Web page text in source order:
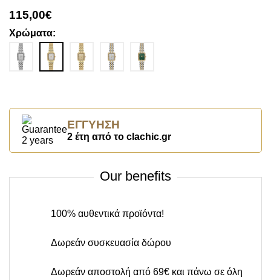
115,00€
Χρώματα:
ΕΓΓΎΗΣΗ
2 έτη από το clachic.gr
Our benefits
100% αυθεντικά προϊόντα!
Δωρεάν συσκευασία δώρου
Δωρεάν αποστολή από 69€ και πάνω σε όλη